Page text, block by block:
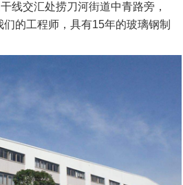
线交汇处捞刀河街道中青路旁，
的工程师，具有15年的玻璃钢制